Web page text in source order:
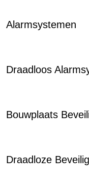
Alarmsystemen
Draadloos
Bouwplaats
Draadloze